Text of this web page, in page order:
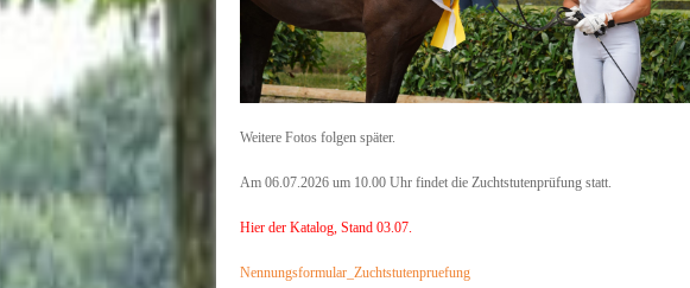
Weitere Fotos folgen später.
Am 06.07.2026 um 10.00 Uhr findet die Zuchtstutenprüfung statt.
Hier der Katalog, Stand 03.07.
Nennungsformular_Zuchtstutenpruefung